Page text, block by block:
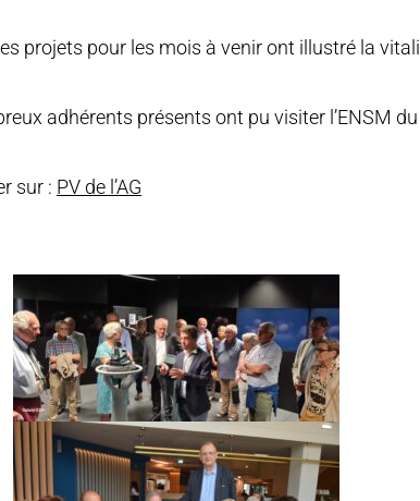
projets pour les mois à venir ont illustré la
adhérents présents ont pu visiter l’ENSM
sur : PV de l’AG